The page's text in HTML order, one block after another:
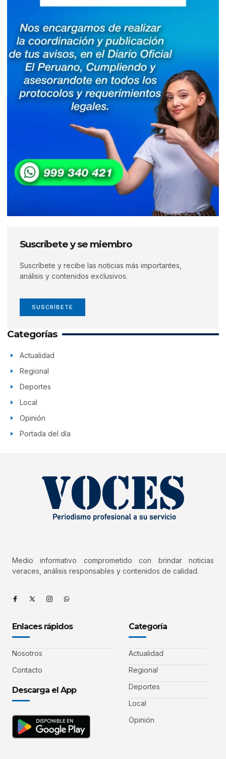
Suscríbete y se miembro
Suscríbete y recibe las noticias más importantes,
análisis y contenidos exclusivos.
SUSCRÍBETE
Categorías
Actualidad
Regional
Deportes
Local
Opinión
Portada del día
Medio informativo comprometido con brindar noticias
veraces, análisis responsables y contenidos de calidad.
Enlaces rápidos
Nosotros
Contacto
Descarga el App
Categoría
Actualidad
Regional
Deportes
Local
Opinión